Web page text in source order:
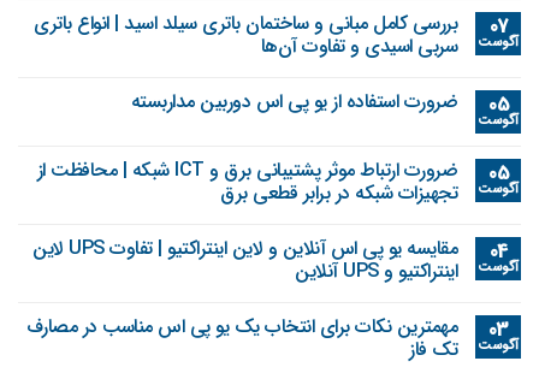
07
آگوست
بررسی کامل مبانی و ساختمان باتری سیلد اسید | انواع باتری
سربی اسیدی و تفاوت آن‌ها
05
آگوست
ضرورت استفاده از یو پی اس دوربین مداربسته
05
آگوست
ضرورت ارتباط موثر پشتیبانی برق و ICT شبکه | محافظت از
تجهیزات شبکه در برابر قطعی برق
04
آگوست
مقایسه یو پی اس آنلاین و لاین اینتراکتیو | تفاوت UPS لاین
اینتراکتیو و UPS آنلاین
03
آگوست
مهمترین نکات برای انتخاب یک یو پی اس مناسب در مصارف
تک فاز